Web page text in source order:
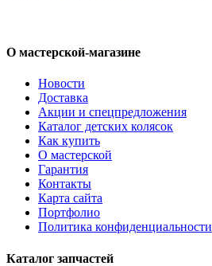
О мастерской-магазине
Новости
Доставка
Акции и спецпредложения
Каталог детских колясок
Как купить
О мастерской
Гарантия
Контакты
Карта сайта
Портфолио
Политика конфиденциальности
Каталог запчастей